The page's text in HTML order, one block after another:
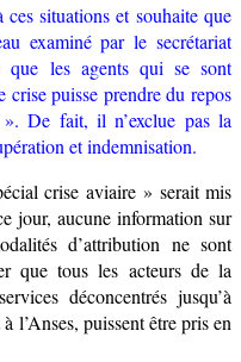
situations et souhaite que
examiné par le secrétariat
que les agents qui se sont
crise puisse prendre du repos
De fait, il n’exclue pas la
et indemnisation.
crise aviaire » serait mis
jour, aucune information sur
d’attribution ne sont
que tous les acteurs de la
déconcentrés jusqu’à
l’Anses, puissent être pris en